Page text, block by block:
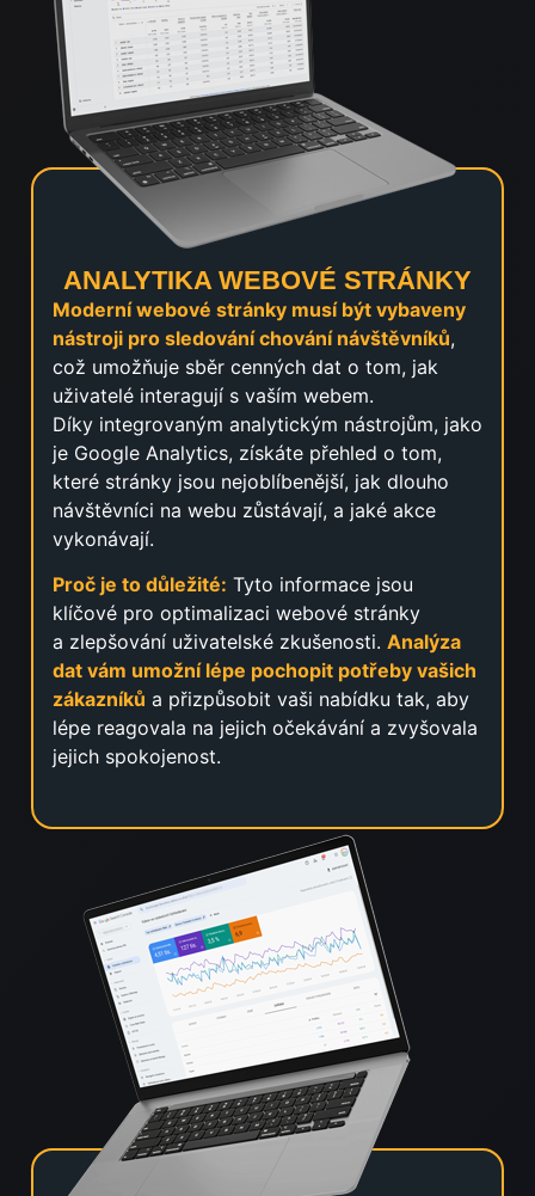
ANALYTIKA WEBOVÉ STRÁNKY
Moderní webové stránky musí být vybaveny
nástroji pro sledování chování návštěvníků,
což umožňuje sběr cenných dat o tom, jak
uživatelé interagují s vaším webem.
Díky integrovaným analytickým nástrojům, jako
je Google Analytics, získáte přehled o tom,
které stránky jsou nejoblíbenější, jak dlouho
návštěvníci na webu zůstávají, a jaké akce
vykonávají.
Proč je to důležité: Tyto informace jsou
klíčové pro optimalizaci webové stránky
a zlepšování uživatelské zkušenosti. Analýza
dat vám umožní lépe pochopit potřeby vašich
zákazníků a přizpůsobit vaši nabídku tak, aby
lépe reagovala na jejich očekávání a zvyšovala
jejich spokojenost.